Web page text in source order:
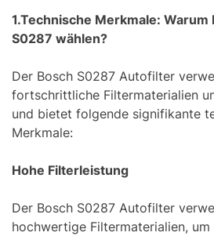
1.Technische Merkmale: Warum
S0287 wählen?
Der Bosch S0287 Autofilter
fortschrittliche Filtermaterialien
und bietet folgende signifikante
Merkmale:
Hohe Filterleistung
Der Bosch S0287 Autofilter
hochwertige Filtermaterialien,